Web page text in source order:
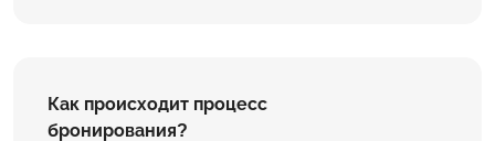
Как происходит процесс
бронирования?